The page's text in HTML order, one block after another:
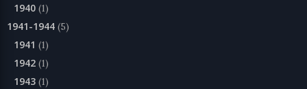
1940 (1)
1941-1944 (5)
1941 (1)
1942 (1)
1943 (1)